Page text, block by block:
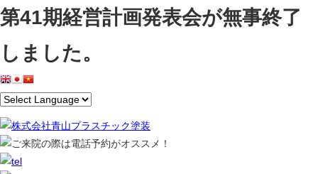
第41期経営計画発表会が無事終了
しました。